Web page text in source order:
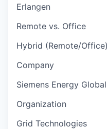
Erlangen
Remote vs. Office
Hybrid (Remote/Office)
Company
Siemens Energy
Organization
Grid Technologies